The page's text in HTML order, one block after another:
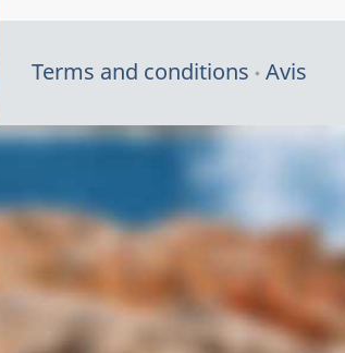
Terms and conditions Avis